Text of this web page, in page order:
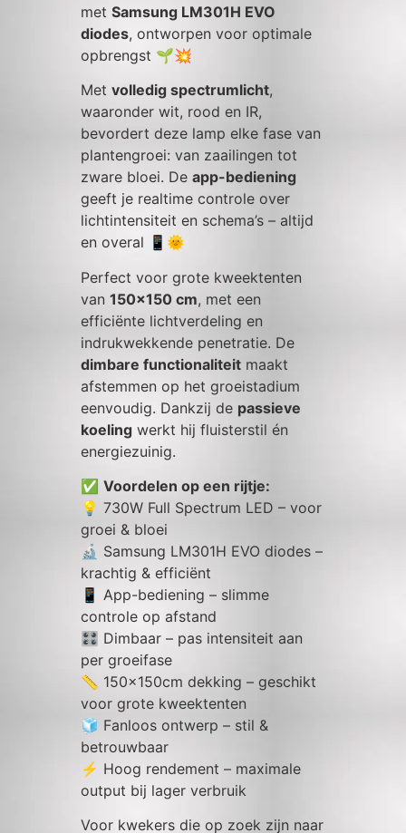
met Samsung LM301H EVO
diodes, ontworpen voor optimale
opbrengst 🌱💥
Met volledig spectrumlicht,
waaronder wit, rood en IR,
bevordert deze lamp elke fase van
plantengroei: van zaailingen tot
zware bloei. De app-bediening
geeft je realtime controle over
lichtintensiteit en schema’s – altijd
en overal 📱🌞
Perfect voor grote kweektenten
van 150×150 cm, met een
efficiënte lichtverdeling en
indrukwekkende penetratie. De
dimbare functionaliteit maakt
afstemmen op het groeistadium
eenvoudig. Dankzij de passieve
koeling werkt hij fluisterstil én
energiezuinig.
✅ Voordelen op een rijtje:
💡 730W Full Spectrum LED – voor
groei & bloei
🔬 Samsung LM301H EVO diodes –
krachtig & efficiënt
📱 App-bediening – slimme
controle op afstand
🎛️ Dimbaar – pas intensiteit aan
per groeifase
📏 150x150cm dekking – geschikt
voor grote kweektenten
🧊 Fanloos ontwerp – stil &
betrouwbaar
⚡ Hoog rendement – maximale
output bij lager verbruik
Voor kwekers die op zoek zijn naar